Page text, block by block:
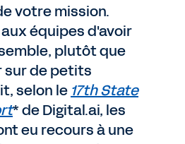
votre mission.
équipes d'avoir
plutôt que
de petits
selon le 17th State
* de Digital.ai, les
eu recours à une